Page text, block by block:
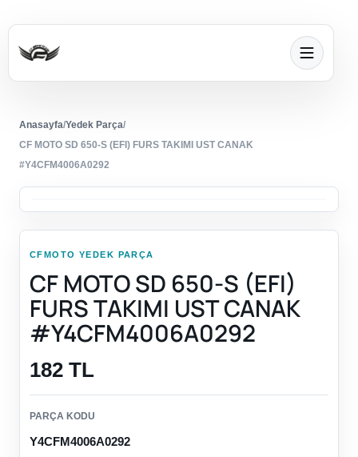
Anasayfa/Yedek Parça/
CF MOTO SD 650-S (EFI) FURS TAKIMI UST CANAK
#Y4CFM4006A0292
CFMOTO YEDEK PARÇA
CF MOTO SD 650-S (EFI)
FURS TAKIMI UST CANAK
#Y4CFM4006A0292
182 TL
PARÇA KODU
Y4CFM4006A0292